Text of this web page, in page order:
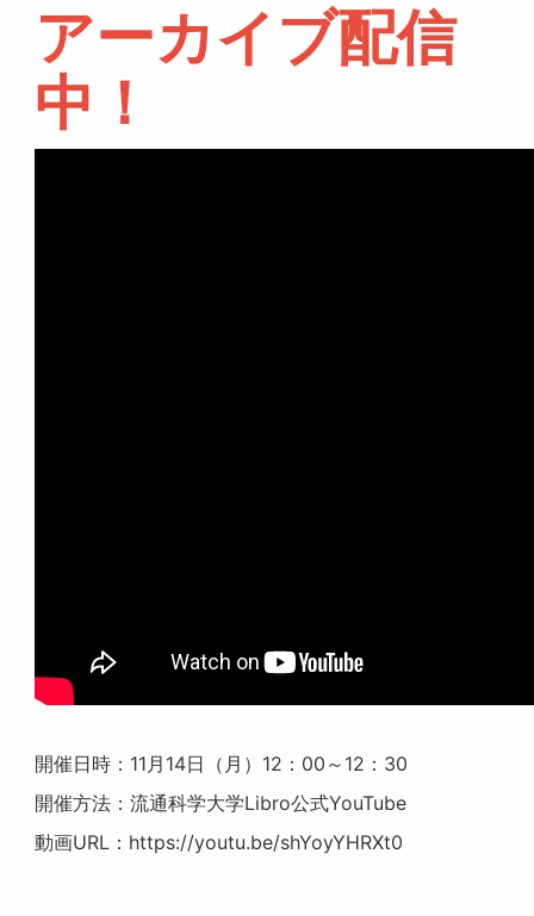
アーカイブ配信
中！
開催日時：11月14日（月）12：00～12：30
開催方法：流通科学大学Libro公式YouTube
動画URL：https://youtu.be/shYoyYHRXt0